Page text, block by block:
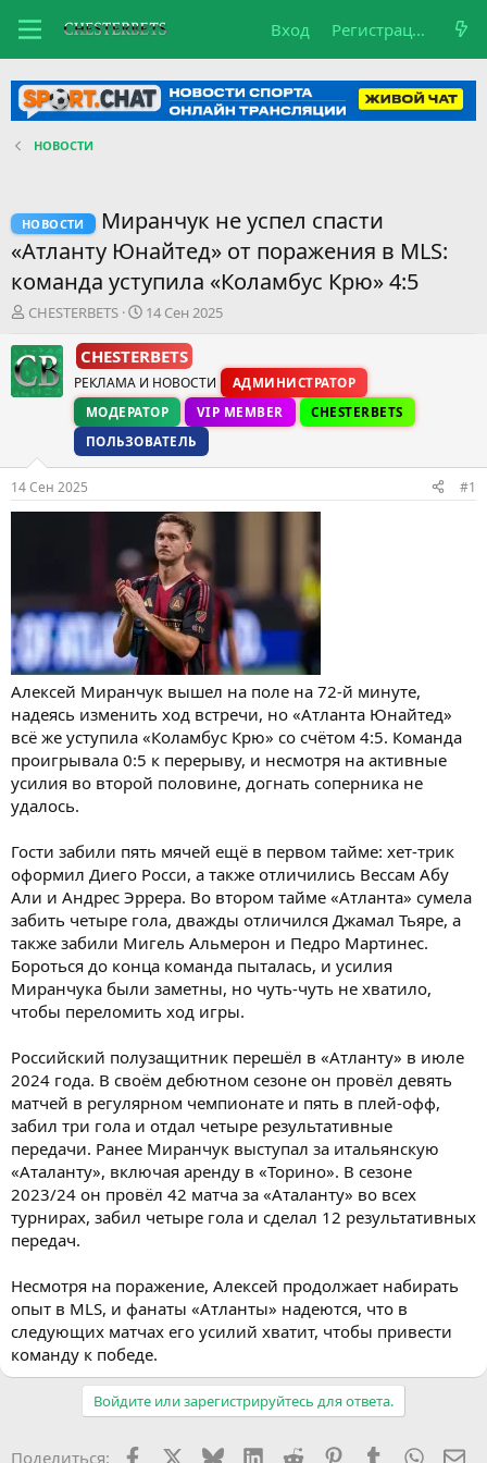
Вход Регистрация
НОВОСТИ
НОВОСТИ
Миранчук не успел спасти
«Атланту Юнайтед» от поражения в MLS:
команда уступила «Коламбус Крю» 4:5
А
т
о
р
ы
CHESTERBETS
Д
т
а
н
а
ч
а
л
14 Сен 2025
CHESTERBETS
РЕКЛАМА И НОВОСТИ
АДМИНИСТРАТОР
МОДЕРАТОР
VIP MEMBER
CHESTERBETS
ПОЛЬЗОВАТЕЛЬ
14 Сен 2025 #1
Алексей Миранчук вышел на поле на 72-й минуте,
надеясь изменить ход встречи, но «Атланта Юнайтед»
всё же уступила «Коламбус Крю» со счётом 4:5. Команда
проигрывала 0:5 к перерыву, и несмотря на активные
усилия во второй половине, догнать соперника не
удалось.
Гости забили пять мячей ещё в первом тайме: хет-трик
оформил Диего Росси, а также отличились Вессам Абу
Али и Андрес Эррера. Во втором тайме «Атланта» сумела
забить четыре гола, дважды отличился Джамал Тьяре, а
также забили Мигель Альмерон и Педро Мартинес.
Бороться до конца команда пыталась, и усилия
Миранчука были заметны, но чуть-чуть не хватило,
чтобы переломить ход игры.
Российский полузащитник перешёл в «Атланту» в июле
2024 года. В своём дебютном сезоне он провёл девять
матчей в регулярном чемпионате и пять в плей-офф,
забил три гола и отдал четыре результативные
передачи. Ранее Миранчук выступал за итальянскую
«Аталанту», включая аренду в «Торино». В сезоне
2023/24 он провёл 42 матча за «Аталанту» во всех
турнирах, забил четыре гола и сделал 12 результативных
передач.
Несмотря на поражение, Алексей продолжает набирать
опыт в MLS, и фанаты «Атланты» надеются, что в
следующих матчах его усилий хватит, чтобы привести
команду к победе.
Войдите или зарегистрируйтесь для ответа.
Поделиться: FacebookX (Twitter)
BlueskyLinkedIn
Reddit PinterestTumblr